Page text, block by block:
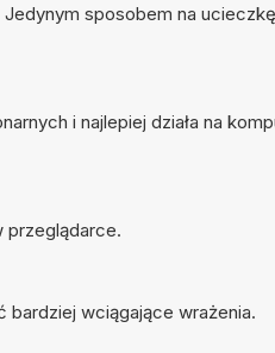
sposobem na
i najlepiej działa na
przeglądarce.
bardziej wciągające wrażenia.